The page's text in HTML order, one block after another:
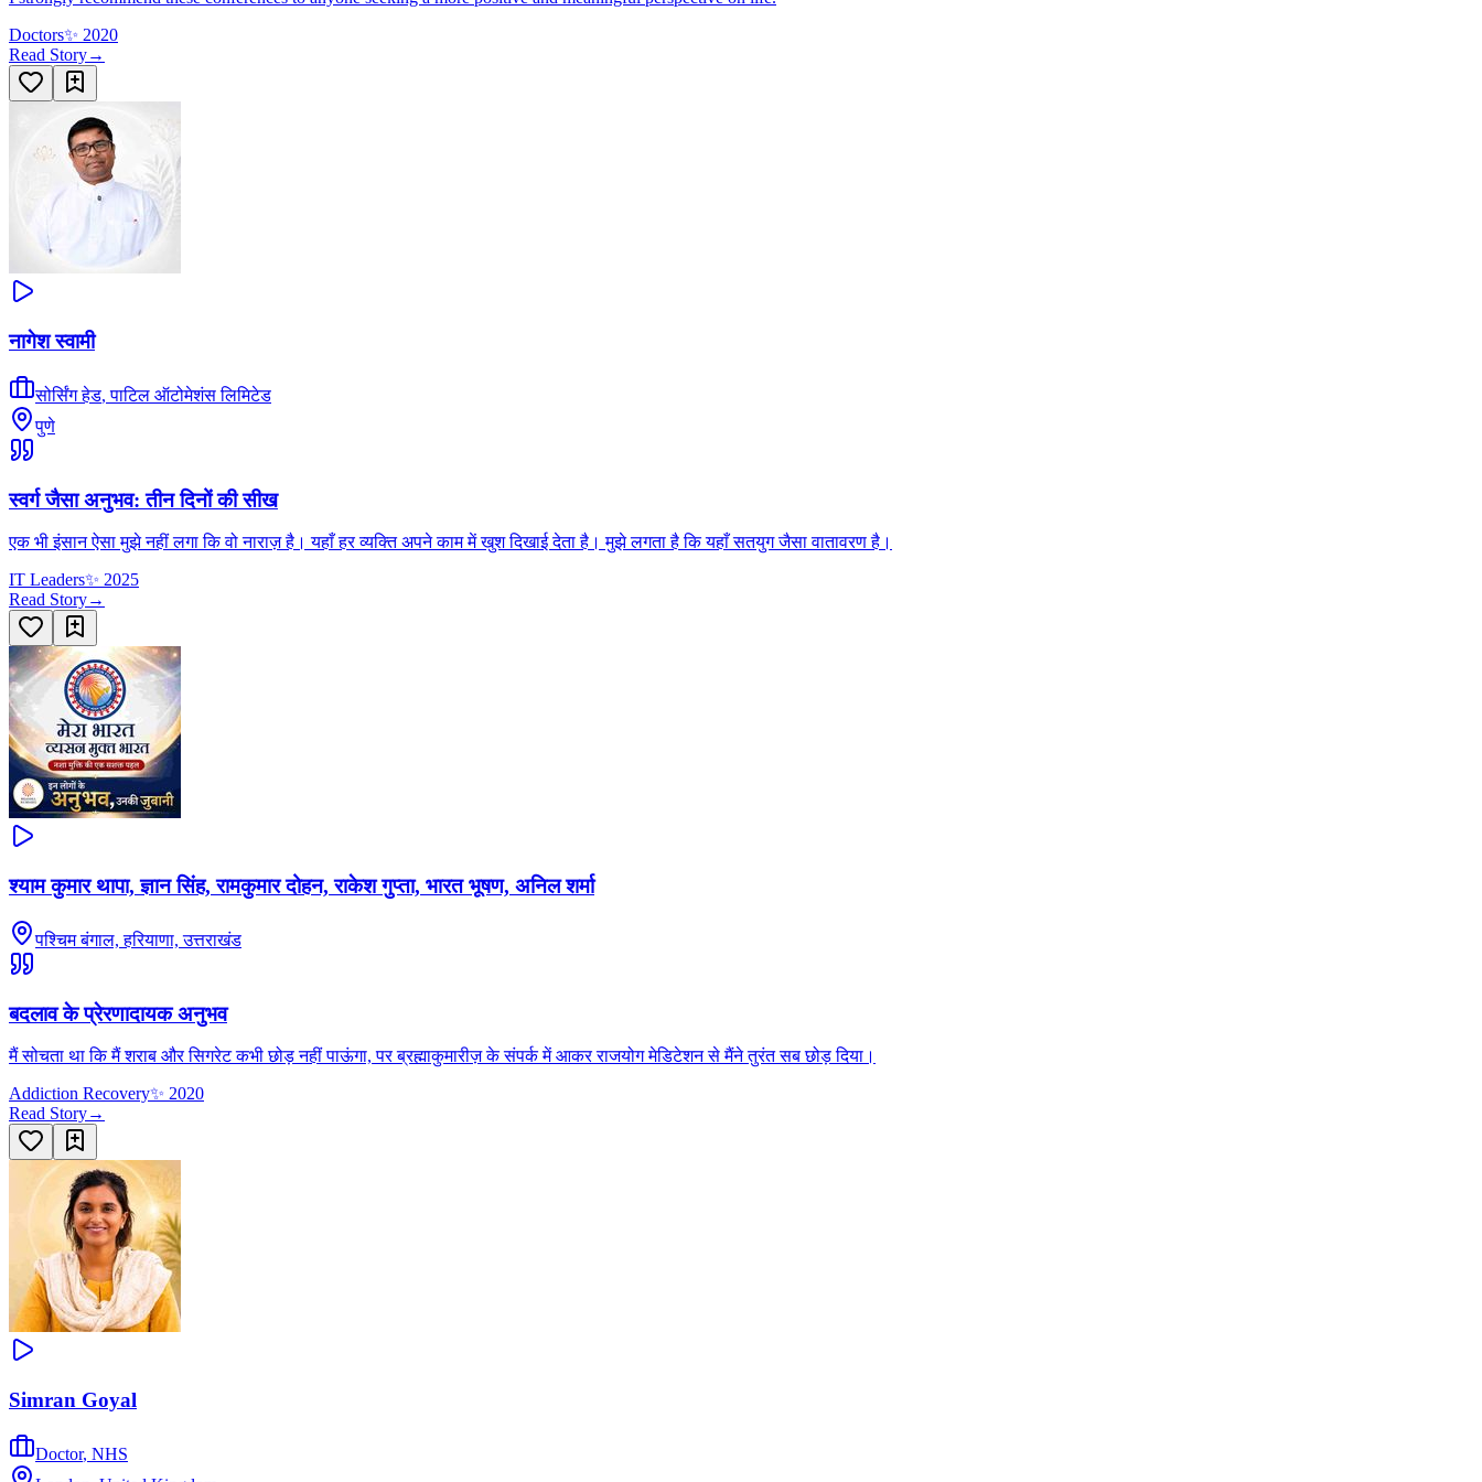
Doctors✨ 2020
Read Story→
नागेश स्वामी
सोर्सिंग हेड,पाटिल ऑटोमेशंस लिमिटेड
पुणे
स्वर्ग जैसा अनुभव: तीन दिनों की सीख
एक भी इंसान ऐसा मुझे नहीं लगा कि वो नाराज़ है। यहाँ हर व्यक्ति अपने काम में खुश दिखाई देता है। मुझे लगता है कि यहाँ सतयुग जैसा वातावरण है।
IT Leaders✨ 2025
Read Story→
श्याम कुमार थापा, ज्ञान सिंह, रामकुमार दोहन, राकेश गुप्ता, भारत भूषण, अनिल शर्मा
पश्चिम बंगाल, हरियाणा, उत्तराखंड
बदलाव के प्रेरणादायक अनुभव
मैं सोचता था कि मैं शराब और सिगरेट कभी छोड़ नहीं पाऊंगा, पर ब्रह्माकुमारीज़ के संपर्क में आकर राजयोग मेडिटेशन से मैंने तुरंत सब छोड़ दिया।
Addiction Recovery✨ 2020
Read Story→
Simran Goyal
Doctor, NHS